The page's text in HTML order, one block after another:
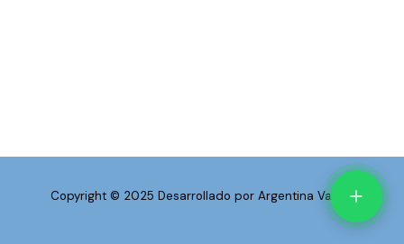
Copyright © 2025 Desarrollado por Argentina Vapea